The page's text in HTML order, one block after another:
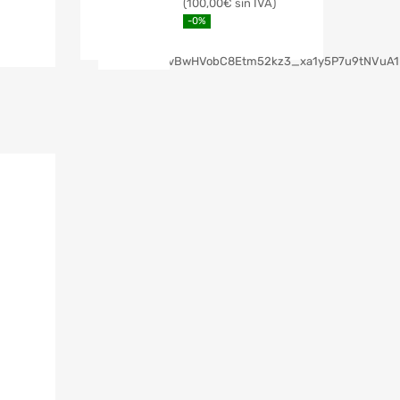
100,00€
-0%